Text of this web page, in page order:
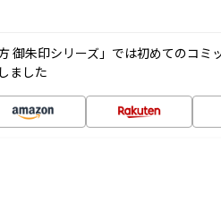
御朱印シリーズ」では初めてのコミ
ました